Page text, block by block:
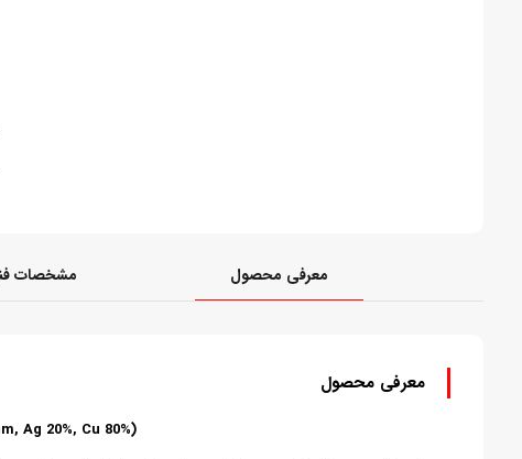
معرفی محصول مشخصات
معرفی محصول
Ag 20%, Cu 80%)